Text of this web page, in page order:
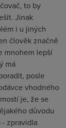
to by
Jinak
i u jiných
člověk značně
mnohem lepší
má
posle
vhodného
je, že se
důvodu
zpravidla